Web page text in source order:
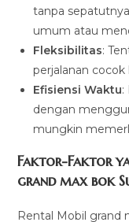
tanpa
umum atau
Fleksibilitas:
perjalanan cocok
Efisiensi Waktu:
dengan
mungkin
Faktor-Faktor
grand max bok
Rental Mobil grand